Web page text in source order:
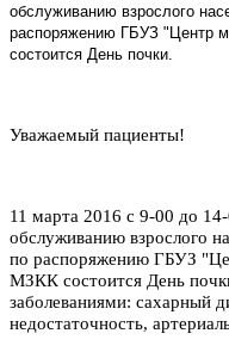
обслуживанию взрослого
распоряжению ГБУЗ "Центр
состоится День почки.
Уважаемый пациенты!
11 марта 2016 с 9-00 до
обслуживанию взрослого
по распоряжению ГБУЗ
МЗКК состоится День
заболеваниями: сахарный
недостаточность,